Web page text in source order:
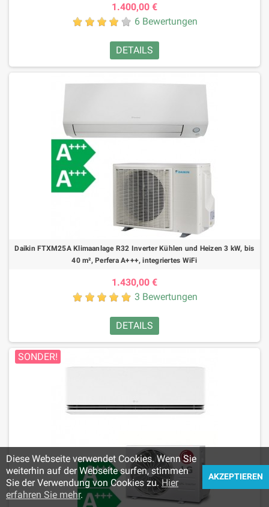
1.400,00 €
6 Bewertungen
DETAILS
Daikin FTXM25A Klimaanlage R32 Inverter Kühlen und Heizen 3 kW, bis
40 m², Perfera A+++, integriertes WiFi
1.430,00 €
3 Bewertungen
DETAILS
SONDER!
Diese Webseite verwendet Cookies. Wenn Sie
weiterhin auf der Webseite surfen, stimmen
Sie der Verwendung von Cookies zu.Hier
erfahren Sie mehr.
AKZEPTIEREN